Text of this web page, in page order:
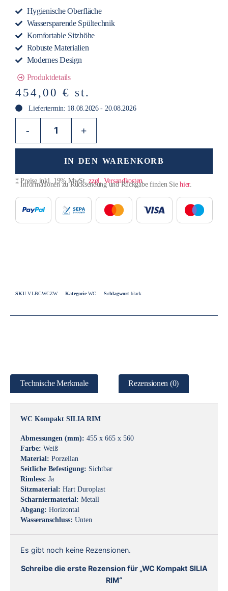
Hygienische Oberfläche
Wassersparende Spültechnik
Komfortable Sitzhöhe
Robuste Materialien
Modernes Design
Produktdetails
454,00 € st.
Liefertermin: 18.08.2026 - 20.08.2026
- +
IN DEN WARENKORB
* Preise inkl. 19% MwSt.zzgl. Versandkosten
* Informationen zu Rücksendung und Rückgabe finden Siehier.
SKUVLBCWCZW Kategorie WC Schlagwort black
Technische Merkmale Rezensionen (0)
WC Kompakt SILIA RIM
Abmessungen (mm): 455 x 665 x 560
Farbe: Weiß
Material: Porzellan
Seitliche Befestigung: Sichtbar
Rimless: Ja
Sitzmaterial: Hart Duroplast
Scharniermaterial: Metall
Abgang: Horizontal
Wasseranschluss: Unten
Es gibt noch keine Rezensionen.
Schreibe die erste Rezension für „WC Kompakt SILIA
RIM“